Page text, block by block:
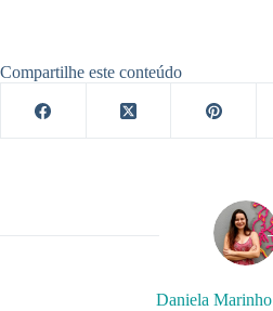
Compartilhe este conteúdo
Daniela Marinho